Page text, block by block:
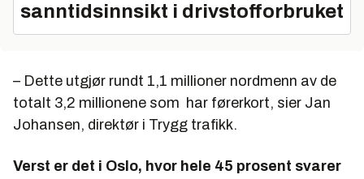
sanntidsinnsikt i drivstofforbruket
– Dette utgjør rundt 1,1 millioner nordmenn av de
totalt 3,2 millionene som har førerkort, sier Jan
Johansen, direktør i Trygg trafikk.
Verst er det i Oslo, hvor hele 45 prosent svarer